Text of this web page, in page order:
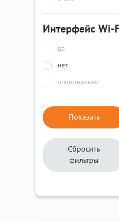
Интерфейс Wi-
да
нет
опционально
Сбросить
фильтры